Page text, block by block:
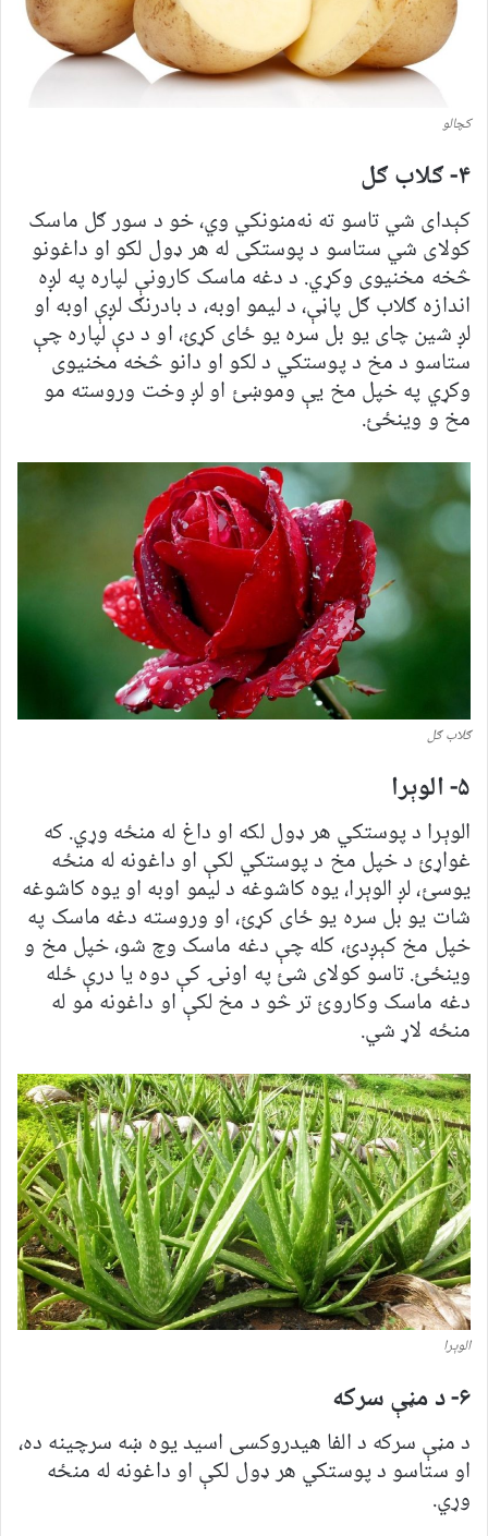
کچالو
۴- ګلاب ګل
کېدای شي تاسو ته نه‌منونکي وي، خو د سور ګل ماسک
کولای شي ستاسو د پوستکی له هر ډول لکو او داغونو
څخه مخنیوی وکړي. د دغه ماسک کارونې لپاره په لږه
اندازه ګلاب ګل پاڼې، د لیمو اوبه، د بادرنګ لږې اوبه او
لږ شین چای یو بل سره یو ځای کړئ، او د دې لپاره چې
ستاسو د مخ د پوستکي د لکو او دانو څخه مخنیوی
وکړي په خپل مخ یې وموښئ او لږ وخت وروسته مو
مخ و وینځئ.
ګلاب ګل
۵- الوېرا
الوېرا د پوستکي هر ډول لکه او داغ له منځه وړي. که
غواړئ د خپل مخ د پوستکي لکې او داغونه له منځه
یوسئ، لږ الوېرا، یوه کاشوغه د لیمو اوبه او یوه کاشوغه
شات یو بل سره یو ځای کړئ، او وروسته دغه ماسک په
خپل مخ کېږدئ، کله چې دغه ماسک وچ شو، خپل مخ و
وینځئ. تاسو کولای شئ په اونۍ کې دوه یا درې ځله
دغه ماسک وکاروئ تر څو د مخ لکې او داغونه مو له
منځه لاړ شي.
الوېرا
۶- د مڼې سرکه
د مڼې سرکه د الفا هیدروکسی اسید یوه ښه سرچینه ده،
او ستاسو د پوستکي هر ډول لکې او داغونه له منځه
وړي.